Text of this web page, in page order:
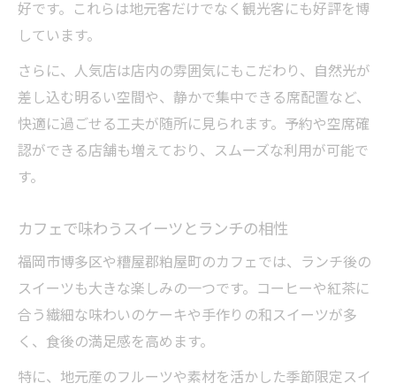
好です。これらは地元客だけでなく観光客にも好評を博
しています。
さらに、人気店は店内の雰囲気にもこだわり、自然光が
差し込む明るい空間や、静かで集中できる席配置など、
快適に過ごせる工夫が随所に見られます。予約や空席確
認ができる店舗も増えており、スムーズな利用が可能で
す。
カフェで味わうスイーツとランチの相性
福岡市博多区や糟屋郡粕屋町のカフェでは、ランチ後の
スイーツも大きな楽しみの一つです。コーヒーや紅茶に
合う繊細な味わいのケーキや手作りの和スイーツが多
く、食後の満足感を高めます。
特に、地元産のフルーツや素材を活かした季節限定スイ